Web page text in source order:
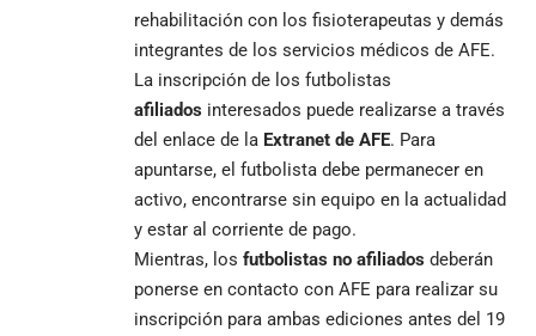
rehabilitación con los fisioterapeutas y demás
integrantes de los servicios médicos de AFE.
La inscripción de los futbolistas
afiliados interesados puede realizarse a través
del enlace de la Extranet de AFE. Para
apuntarse, el futbolista debe permanecer en
activo, encontrarse sin equipo en la actualidad
y estar al corriente de pago.
Mientras, los futbolistas no afiliados deberán
ponerse en contacto con AFE para realizar su
inscripción para ambas ediciones antes del 19